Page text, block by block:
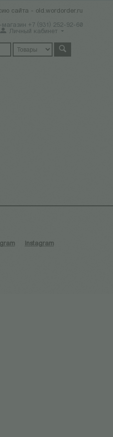
сайта - old.wordorder.ru
магазин +7 (931) 252-92-60
Личный кабинет
Instagram